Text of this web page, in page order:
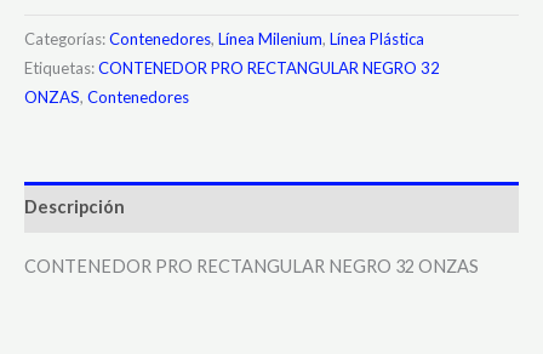
Categorías:Contenedores, Línea Milenium, Línea Plástica
Etiquetas:CONTENEDOR PRO RECTANGULAR NEGRO 32
ONZAS, Contenedores
Descripción
CONTENEDOR PRO RECTANGULAR NEGRO 32 ONZAS